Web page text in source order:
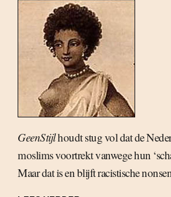
GeenStijlhoudt stug vol dat de
moslims voortrekt vanwege hun
Maar dat is en blijft racistische